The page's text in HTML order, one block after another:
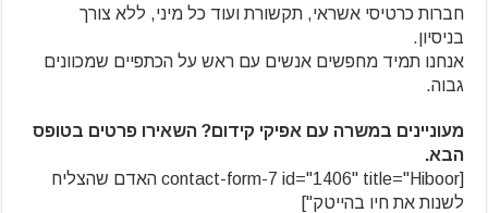
חברות כרטיסי אשראי, תקשורת ועוד כל מיני, ללא צורך
בניסיון.
אנחנו תמיד מחפשים אנשים עם ראש על הכתפיים שמכוונים
גבוה.
מעוניינים במשרה עם אפיקי קידום? השאירו פרטים בטופס
הבא.
[contact-form-7 id="1406" title="Hiboor האדם שהצליח
לשנות את חיו בהייטק"]